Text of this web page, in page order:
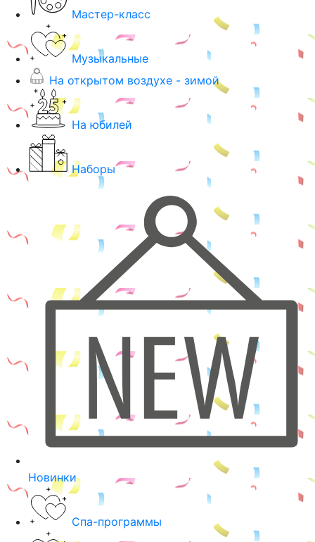
Мастер-класс
Музыкальные
На открытом воздухе - зимой
На юбилей
Наборы
Новинки
Спа-программы